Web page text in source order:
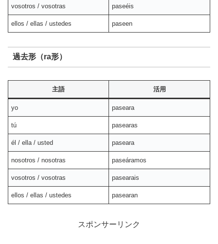
vosotros / vosotras paseéis
ellos / ellas / ustedes paseen
過去形（ra形）
主語 活用
yo paseara
tú pasearas
él / ella / usted paseara
nosotros / nosotras paseáramos
vosotros / vosotras pasearais
ellos / ellas / ustedes pasearan
スポンサーリンク